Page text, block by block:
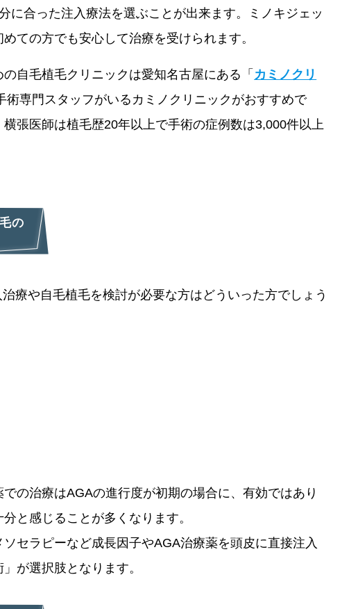
に合った注入療法を選ぶことが出来ます。ミノキジェッ
ての方でも安心して治療を受けられます。
自毛植毛クリニックは愛知名古屋にある「 カミノクリ
専門スタッフがいるカミノクリニックがおすすめで
張医師は植毛歴20年以上で手術の症例数は3,000件以上
の
療や自毛植毛を検討が必要な方はどういった方でしょう
の治療はAGAの進行度が初期の場合に、有効ではあり
と感じることが多くなります。
セラピーなど成長因子やAGA治療薬を頭皮に直接注入
が選択肢となります。